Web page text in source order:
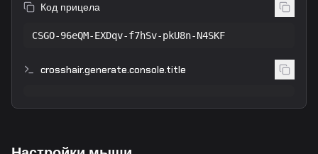
Код прицела
CSGO-96eQM-EXDqv-f7hSv-pkU8n-N4SKF
crosshair.generate.console.title